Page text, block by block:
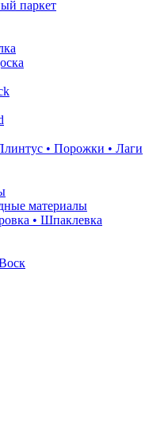
паркет
• Порожки • Лаги
материалы
• Шпаклевка